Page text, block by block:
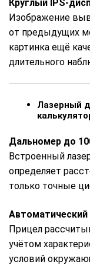
Круглый IPS-
Изображение
от предыдущих
картинка ещё
длительного
Лазерный
Дальномер до
Встроенный
определяет
только точные
Автоматический
Прицел
учётом
условий